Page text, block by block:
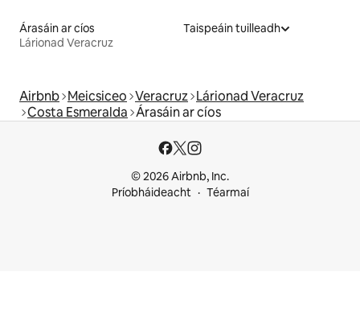
Árasáin ar cíos
Lárionad Veracruz
Taispeáin tuilleadh
Airbnb Meicsiceo Veracruz Lárionad Veracruz
Costa Esmeralda Árasáin ar cíos
© 2026 Airbnb, Inc.
Príobháideacht
Téarmaí